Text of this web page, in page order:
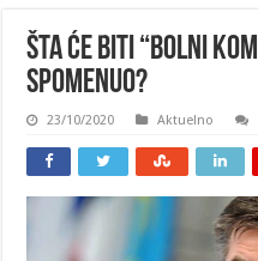
Šta će biti “bolni
spomenuo?
23/10/2020 Aktuelno